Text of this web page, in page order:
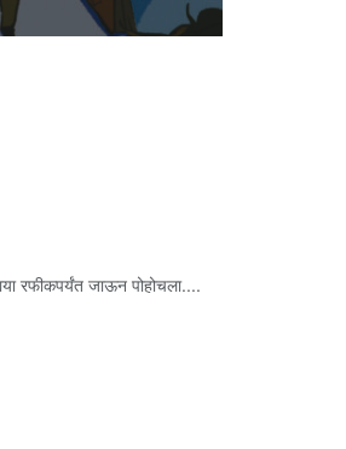
रफीकपर्यंत जाऊन पोहोचला....